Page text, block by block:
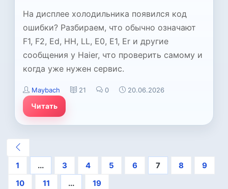
На дисплее холодильника появился код
ошибки? Разбираем, что обычно означают
F1, F2, Ed, HH, LL, E0, E1, Er и другие
сообщения у Haier, что проверить самому и
когда уже нужен сервис.
Maybach 21 0 20.06.2026
Читать
1 ... 3 4 5 6 7 8
9
10
11 ... 19